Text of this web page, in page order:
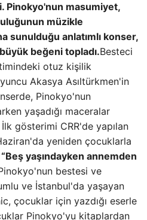
Pinokyo'nun masumiyet,
müzikle
sunulduğu anlatımlı konser,
beğeni topladı.Besteci
otuz kişilik
Akasya Asıltürkmen'in
Pinokyo'nun
yaşadığı maceralar
gösterimi CRR'de yapılan
yeniden çocuklarla
yaşındayken annemden
bestesi ve
ve İstanbul'da yaşayan
çocuklar için yazdığı eserle
Pinokyo'yu kitaplardan